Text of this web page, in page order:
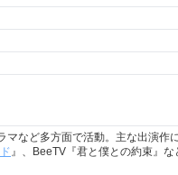
など多方面で活動。主な出演作
』、BeeTV『君と僕との約束』